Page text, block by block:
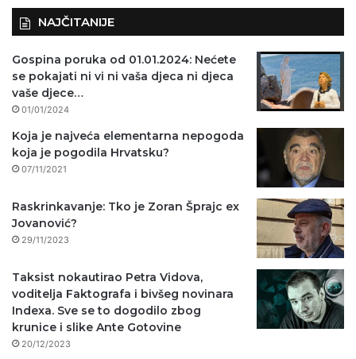
NAJČITANIJE
Gospina poruka od 01.01.2024: Nećete
se pokajati ni vi ni vaša djeca ni djeca
vaše djece…
01/01/2024
Koja je najveća elementarna nepogoda
koja je pogodila Hrvatsku?
07/11/2021
Raskrinkavanje: Tko je Zoran Šprajc ex
Jovanović?
29/11/2023
Taksist nokautirao Petra Vidova,
voditelja Faktografa i bivšeg novinara
Indexa. Sve se to dogodilo zbog
krunice i slike Ante Gotovine
20/12/2023